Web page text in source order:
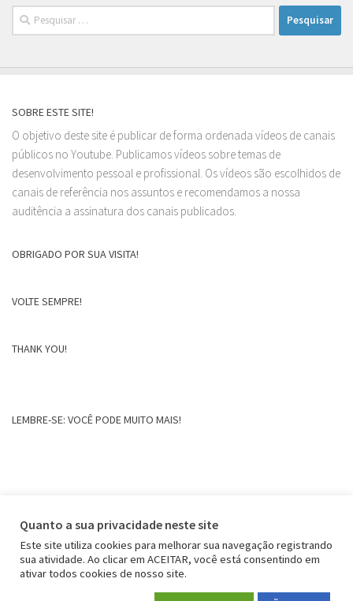
Pesquisar
por:
SOBRE ESTE SITE!
O objetivo deste site é publicar de forma ordenada vídeos de canais
públicos no Youtube. Publicamos vídeos sobre temas de
desenvolvimento pessoal e profissional. Os vídeos são escolhidos de
canais de referência nos assuntos e recomendamos a nossa
auditência a assinatura dos canais publicados.
OBRIGADO POR SUA VISITA!
VOLTE SEMPRE!
THANK YOU!
LEMBRE-SE: VOCÊ PODE MUITO MAIS!
Quanto a sua privacidade neste site
Este site utiliza cookies para melhorar sua navegação registrando
sua atividade. Ao clicar em ACEITAR, você está consentindo em
ativar todos cookies de nosso site.